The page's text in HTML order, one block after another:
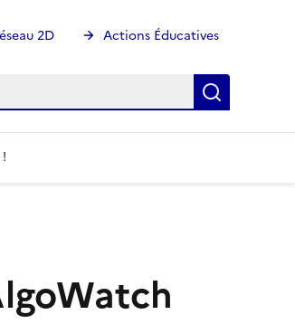
2D Actions Éducatives